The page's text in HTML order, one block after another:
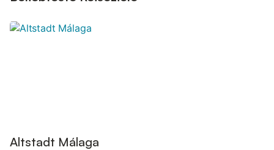
Altstadt Málaga